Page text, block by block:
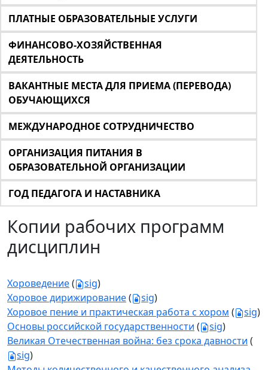
ПЛАТНЫЕ ОБРАЗОВАТЕЛЬНЫЕ УСЛУГИ
ФИНАНСОВО-ХОЗЯЙСТВЕННАЯ
ДЕЯТЕЛЬНОСТЬ
ВАКАНТНЫЕ МЕСТА ДЛЯ ПРИЕМА (ПЕРЕВОДА)
ОБУЧАЮЩИХСЯ
МЕЖДУНАРОДНОЕ СОТРУДНИЧЕСТВО
ОРГАНИЗАЦИЯ ПИТАНИЯ В
ОБРАЗОВАТЕЛЬНОЙ ОРГАНИЗАЦИИ
ГОД ПЕДАГОГА И НАСТАВНИКА
Копии рабочих программ
дисциплин
Хороведение( sig)
Хоровое дирижирование( sig)
Хоровое пение и практическая работа с хором ( sig)
Основы российской государственности ( sig)
Великая Отечественная война: без срока давности (
sig)